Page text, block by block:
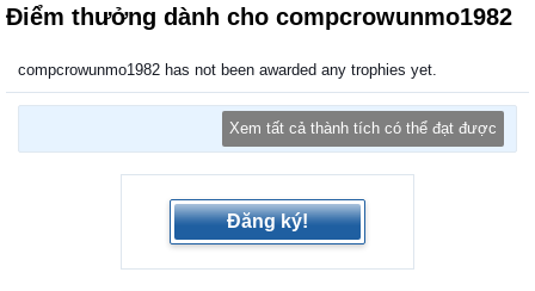
Điểm thưởng dành cho compcrowunmo1982
compcrowunmo1982 has not been awarded any trophies yet.
Xem tất cả thành tích có thể đạt được
Đăng ký!